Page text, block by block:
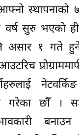
स्थापनाको
सुरु भएको
असार १ गते
गरेका छौँ ।